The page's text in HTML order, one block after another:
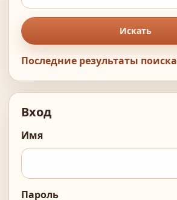
Искать
Последние результаты поиска
Вход
Имя
Пароль